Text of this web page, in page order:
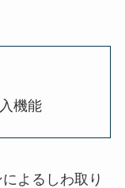
機能
よるしわ取り